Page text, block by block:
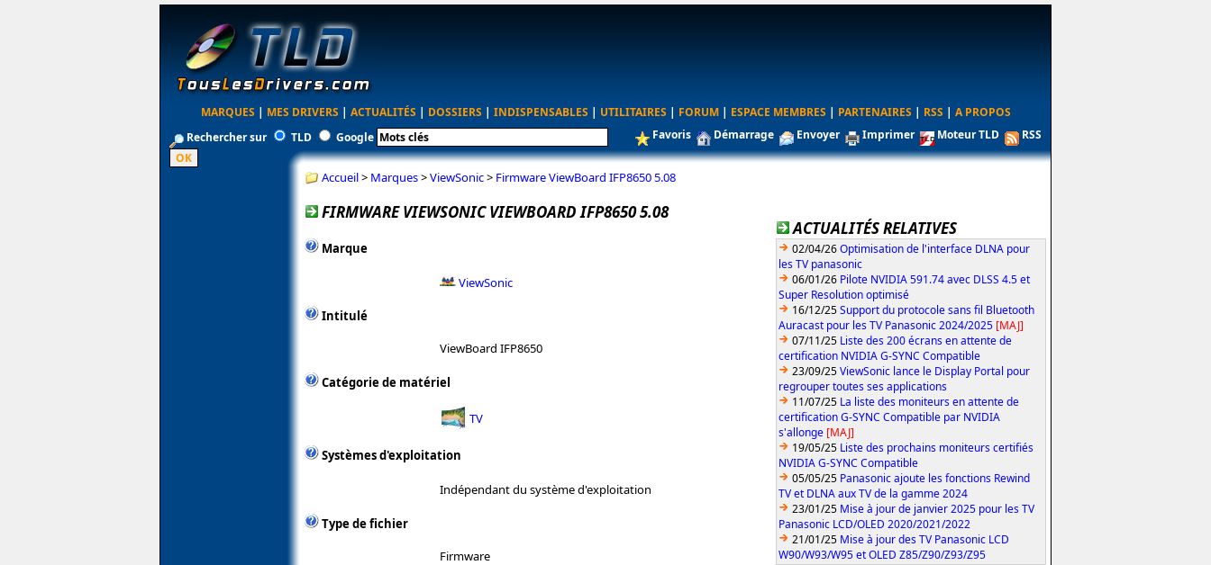
MARQUES | MES DRIVERS | ACTUALITÉS | DOSSIERS | INDISPENSABLES | UTILITAIRES | FORUM | ESPACE MEMBRES | PARTENAIRES | RSS | A PROPOS
Rechercher sur
TLD Google Favoris Démarrage Envoyer Imprimer Moteur TLD RSS
Accueil> Marques>ViewSonic> Firmware ViewBoard IFP8650 5.08
FIRMWARE VIEWSONIC VIEWBOARD IFP8650 5.08
Marque
ViewSonic
Intitulé
ViewBoard IFP8650
Catégorie de matériel
TV
Systèmes d'exploitation
Indépendant du système d'exploitation
Type de fichier
Firmware
ACTUALITÉS RELATIVES
02/04/26Optimisation de l'interface DLNA pour
les TV panasonic
06/01/26 Pilote NVIDIA 591.74 avec DLSS 4.5 et
Super Resolution optimisé
16/12/25Support du protocole sans fil Bluetooth
Auracast pour les TV Panasonic 2024/2025 [MAJ]
07/11/25 Liste des 200 écrans en attente de
certification NVIDIA G-SYNC Compatible
23/09/25ViewSonic lance le Display Portal pour
regrouper toutes ses applications
11/07/25 La liste des moniteurs en attente de
certification G-SYNC Compatible par NVIDIA
s'allonge [MAJ]
19/05/25 Liste des prochains moniteurs certifiés
NVIDIA G-SYNC Compatible
05/05/25 Panasonic ajoute les fonctions Rewind
TV et DLNA aux TV de la gamme 2024
23/01/25 Mise à jour de janvier 2025 pour les TV
Panasonic LCD/OLED 2020/2021/2022
21/01/25 Mise à jour des TV Panasonic LCD
W90/W93/W95 et OLED Z85/Z90/Z93/Z95